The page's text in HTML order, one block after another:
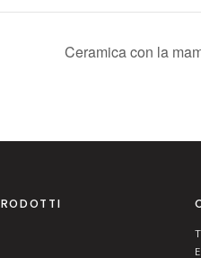
Ceramica con la
E: